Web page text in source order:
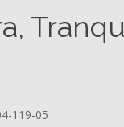
119-05